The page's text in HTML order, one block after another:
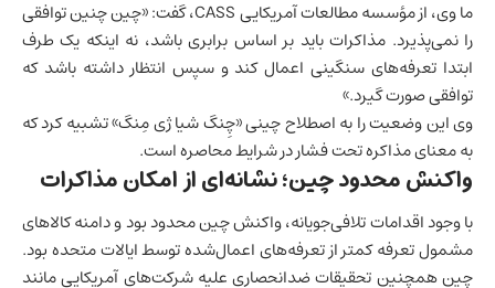
ما وی، از مؤسسه مطالعات آمریکایی CASS، گفت: «چین چنین توافقی
را نمی‌پذیرد. مذاکرات باید بر اساس برابری باشد، نه اینکه یک طرف
ابتدا تعرفه‌های سنگینی اعمال کند و سپس انتظار داشته باشد که
توافقی صورت گیرد.»
وی این وضعیت را به اصطلاح چینی «چِنگ شیا ژی مِنگ» تشبیه کرد که
به معنای مذاکره تحت فشار در شرایط محاصره است.
واکنش محدود چین؛ نشانه‌ای از امکان مذاکرات
با وجود اقدامات تلافی‌جویانه، واکنش چین محدود بود و دامنه کالاهای
مشمول تعرفه کمتر از تعرفه‌های اعمال‌شده توسط ایالات متحده بود.
چین همچنین تحقیقات ضدانحصاری علیه شرکت‌های آمریکایی مانند